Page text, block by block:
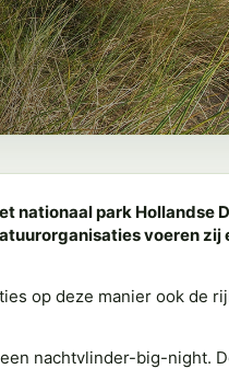
nationaal park Hollandse
voeren zij
op deze manier ook de
nachtvlinder-big-night.